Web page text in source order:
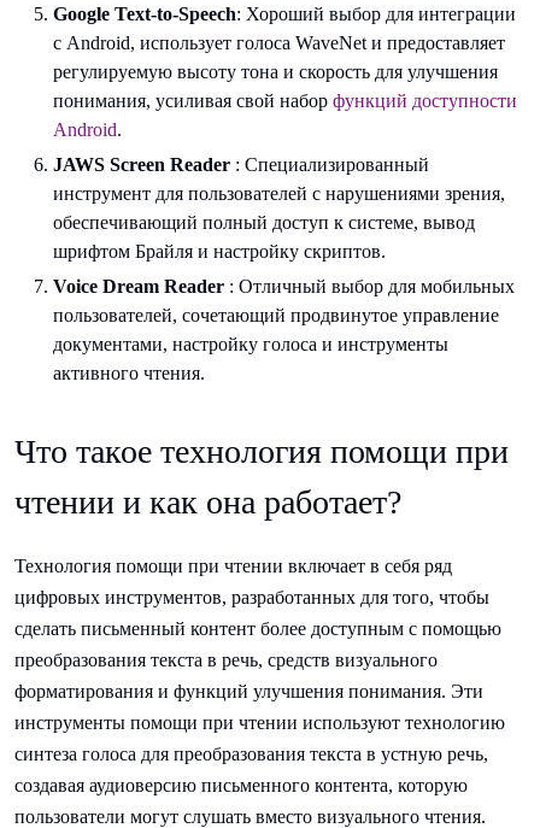
Google Text-to-Speech: Хороший выбор для интеграции
с Android, использует голоса WaveNet и предоставляет
регулируемую высоту тона и скорость для улучшения
понимания, усиливая свой набор функций доступности
Android.
JAWS Screen Reader : Специализированный
инструмент для пользователей с нарушениями зрения,
обеспечивающий полный доступ к системе, вывод
шрифтом Брайля и настройку скриптов.
Voice Dream Reader : Отличный выбор для мобильных
пользователей, сочетающий продвинутое управление
документами, настройку голоса и инструменты
активного чтения.
Что такое технология помощи при
чтении и как она работает?
Технология помощи при чтении включает в себя ряд
цифровых инструментов, разработанных для того, чтобы
сделать письменный контент более доступным с помощью
преобразования текста в речь, средств визуального
форматирования и функций улучшения понимания. Эти
инструменты помощи при чтении используют технологию
синтеза голоса для преобразования текста в устную речь,
создавая аудиоверсию письменного контента, которую
пользователи могут слушать вместо визуального чтения.